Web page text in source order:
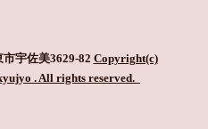
宇佐美3629-82 Copyright(c)
. All rights reserved.